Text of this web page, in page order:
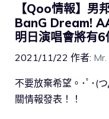
【Qoo情報】男
BanG Dream!
明日演唱會將有
2021/11/22 作者:
不要放棄希望。･ﾟ･(
關情報發表！！